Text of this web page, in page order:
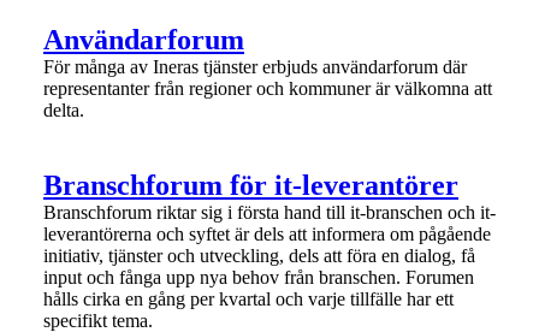
1 av 1
Användarforum
För många av Ineras tjänster erbjuds användarforum där
representanter från regioner och kommuner är välkomna att
delta.
1 av 1
Branschforum för it-leverantörer
Branschforum riktar sig i första hand till it-branschen och it-
leverantörerna och syftet är dels att informera om pågående
initiativ, tjänster och utveckling, dels att föra en dialog, få
input och fånga upp nya behov från branschen. Forumen
hålls cirka en gång per kvartal och varje tillfälle har ett
specifikt tema.